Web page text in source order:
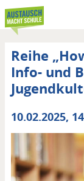
Direkt
zum
Inhalt
Reihe
Info- und
Datum
von
bis
10.02.2025,